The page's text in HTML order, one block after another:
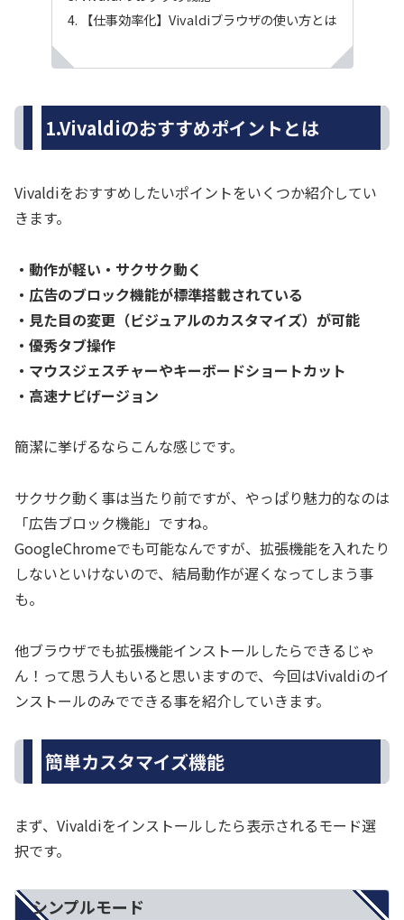
【仕事効率化】Vivaldiブラウザの使い方とは
1.Vivaldiのおすすめポイントとは
Vivaldiをおすすめしたいポイントをいくつか紹介してい
きます。
・動作が軽い・サクサク動く
・広告のブロック機能が標準搭載されている
・見た目の変更（ビジュアルのカスタマイズ）が可能
・優秀タブ操作
・マウスジェスチャーやキーボードショートカット
・高速ナビげージョン
簡潔に挙げるならこんな感じです。
サクサク動く事は当たり前ですが、やっぱり魅力的なのは
「広告ブロック機能」ですね。
GoogleChromeでも可能なんですが、拡張機能を入れたり
しないといけないので、結局動作が遅くなってしまう事
も。
他ブラウザでも拡張機能インストールしたらできるじゃ
ん！って思う人もいると思いますので、今回はVivaldiのイ
ンストールのみでできる事を紹介していきます。
簡単カスタマイズ機能
まず、Vivaldiをインストールしたら表示されるモード選
択です。
シンプルモード